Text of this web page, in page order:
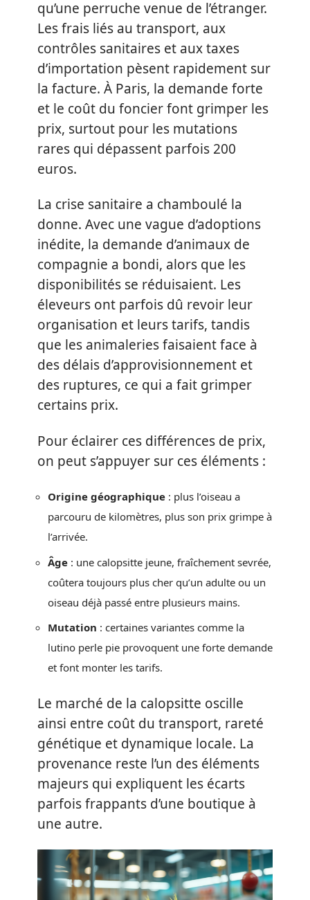
qu’une perruche venue de l’étranger.
Les frais liés au transport, aux
contrôles sanitaires et aux taxes
d’importation pèsent rapidement sur
la facture. À Paris, la demande forte
et le coût du foncier font grimper les
prix, surtout pour les mutations
rares qui dépassent parfois 200
euros.
La crise sanitaire a chamboulé la
donne. Avec une vague d’adoptions
inédite, la demande d’animaux de
compagnie a bondi, alors que les
disponibilités se réduisaient. Les
éleveurs ont parfois dû revoir leur
organisation et leurs tarifs, tandis
que les animaleries faisaient face à
des délais d’approvisionnement et
des ruptures, ce qui a fait grimper
certains prix.
Pour éclairer ces différences de prix,
on peut s’appuyer sur ces éléments :
Origine géographique : plus l’oiseau a
parcouru de kilomètres, plus son prix grimpe à
l’arrivée.
Âge : une calopsitte jeune, fraîchement sevrée,
coûtera toujours plus cher qu’un adulte ou un
oiseau déjà passé entre plusieurs mains.
Mutation : certaines variantes comme la
lutino perle pie provoquent une forte demande
et font monter les tarifs.
Le marché de la calopsitte oscille
ainsi entre coût du transport, rareté
génétique et dynamique locale. La
provenance reste l’un des éléments
majeurs qui expliquent les écarts
parfois frappants d’une boutique à
une autre.